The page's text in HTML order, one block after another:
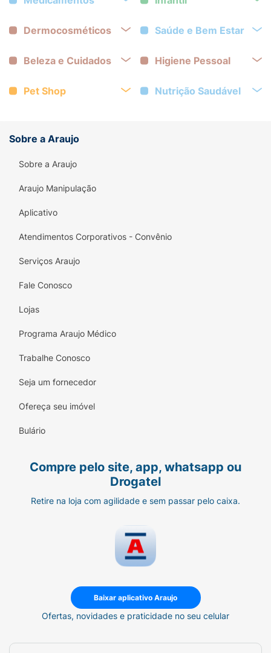
Dermocosméticos Saúde e Bem Estar
Beleza e Cuidados Higiene Pessoal
Pet Shop Nutrição Saudável
Sobre a Araujo
Sobre a Araujo
Araujo Manipulação
Aplicativo
Atendimentos Corporativos - Convênio
Serviços Araujo
Fale Conosco
Lojas
Programa Araujo Médico
Trabalhe Conosco
Seja um fornecedor
Ofereça seu imóvel
Bulário
Compre pelo site, app, whatsapp ou
Drogatel
Retire na loja com agilidade e sem passar pelo caixa.
Baixar aplicativo Araujo
Ofertas, novidades e praticidade no seu celular